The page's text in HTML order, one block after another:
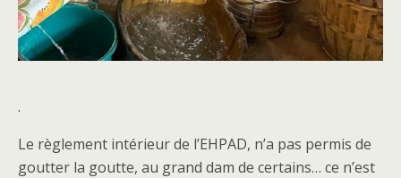
.
Le règlement intérieur de l’EHPAD, n’a pas permis de
goutter la goutte, au grand dam de certains… ce n’est